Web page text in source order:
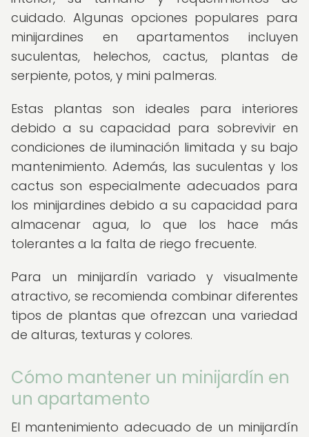
cuidado. Algunas opciones populares para
minijardines en apartamentos incluyen
suculentas, helechos, cactus, plantas de
serpiente, potos, y mini palmeras.
Estas plantas son ideales para interiores
debido a su capacidad para sobrevivir en
condiciones de iluminación limitada y su bajo
mantenimiento. Además, las suculentas y los
cactus son especialmente adecuados para
los minijardines debido a su capacidad para
almacenar agua, lo que los hace más
tolerantes a la falta de riego frecuente.
Para un minijardín variado y visualmente
atractivo, se recomienda combinar diferentes
tipos de plantas que ofrezcan una variedad
de alturas, texturas y colores.
Cómo mantener un minijardín en
un apartamento
El mantenimiento adecuado de un minijardín